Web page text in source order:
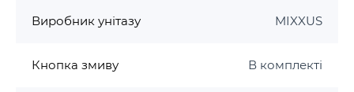
висока експлуатаційна надійність
вся продукція забезпечена гарантією та
Виробник унітазу MIXXUS
Кнопка змиву В комплекті